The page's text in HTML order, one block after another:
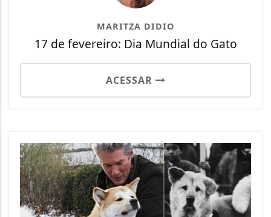
MARITZA DIDIO
17 de fevereiro: Dia Mundial do Gato
ACESSAR